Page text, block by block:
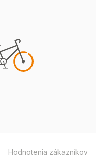
Hodnotenia zákazníkov